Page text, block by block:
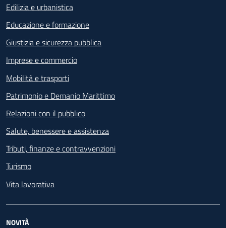
Edilizia e urbanistica
Educazione e formazione
Giustizia e sicurezza pubblica
Imprese e commercio
Mobilità e trasporti
Patrimonio e Demanio Marittimo
Relazioni con il pubblico
Salute, benessere e assistenza
Tributi, finanze e contravvenzioni
Turismo
Vita lavorativa
NOVITÀ